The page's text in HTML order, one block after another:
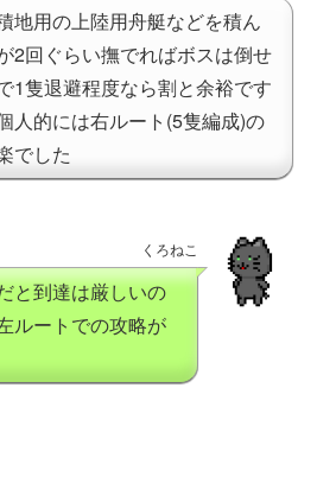
地用の上陸用舟艇などを積ん
2回ぐらい撫でればボスは倒せ
1隻退避程度なら割と余裕です
人的には右ルート(5隻編成)の
でした
くろねこ
と到達は厳しいの
ルートでの攻略が